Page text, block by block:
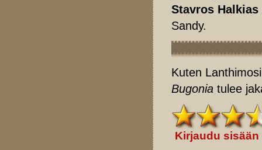
Stavros Halkias
Sandy.
Kuten
Bugonia tulee
Kirjaudu sisään